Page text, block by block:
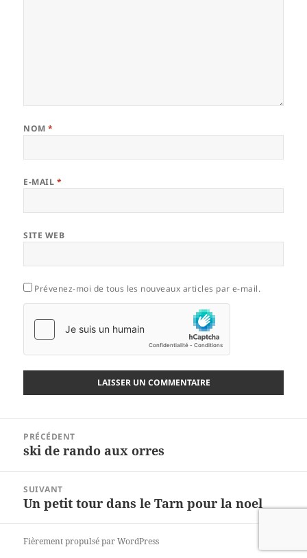
NOM*
E-MAIL *
SITE WEB
Prévenez-moi de tous les nouveaux articles par e-mail.
l’article
PRÉCÉDENT
Article
ski de rando aux orres
SUIVANT
Article
Un petit tour dans le Tarn pour la noel
Fièrement propulsé par WordPress